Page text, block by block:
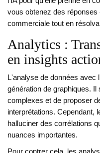
vous obtenez des réponses
commerciale tout en
Analytics :
en insights
L'analyse de données avec
génération de graphiques.
complexes et de proposer
interprétations. Cependant,
halluciner des corrélations
nuances importantes.